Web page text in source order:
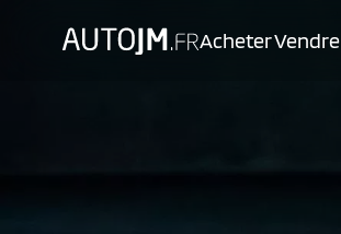
AcheterVendre